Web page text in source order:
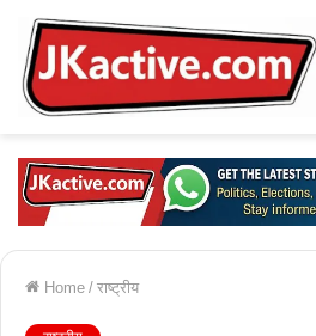
Home / राष्ट्रीय